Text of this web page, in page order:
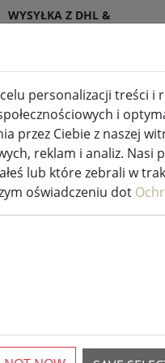
WYSYŁKA Z DHL &
Kuchnia i jedzenie
kuchnię
niezbędne podstawowe
akcesoriów kuchennych,
personalizacji treści i
i
przez Ciebie z naszej
reklam i analiz. Nasi
lub które zebrali w
oświadczeniu dot